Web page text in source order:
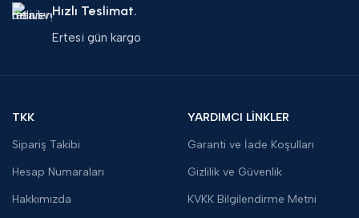
Hızlı Teslimat.
Ertesi gün kargo
TKK
Sipariş Takibi
Hesap Numaraları
Hakkımızda
YARDIMCI LİNKLER
Garanti ve İade Koşulları
Gizlilik ve Güvenlik
KVKK Bilgilendirme Metni